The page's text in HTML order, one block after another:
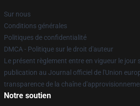
Sur nous
Conditions générales
Politiques de confidentialité
DMCA - Politique sur le droit d'auteur
Le présent règlement entre en vigueur le jour
publication au Journal officiel de l'Union
transparence de la chaîne
Notre soutien